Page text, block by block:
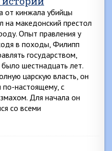
от кинжала убийцы
на македонский престол
Опыт правления у
в походы, Филипп
государством,
шестнадцать лет.
царскую власть, он
по-настоящему, с
Для начала он
со всеми